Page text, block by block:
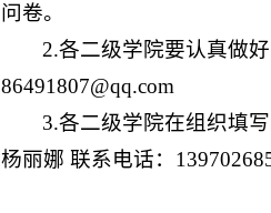
问卷。
2.各二级学院要认真做
86491807@qq.com
3.各二级学院在组织填
杨丽娜 联系电话：